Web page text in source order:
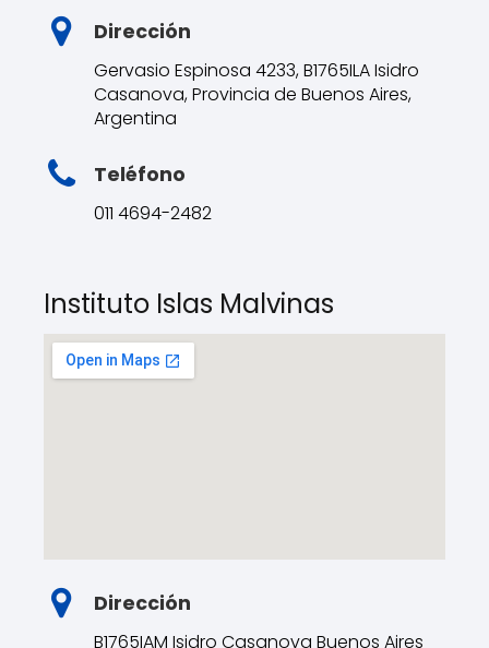
Dirección
Gervasio Espinosa 4233, B1765ILA Isidro
Casanova, Provincia de Buenos Aires,
Argentina
Teléfono
011 4694-2482
Instituto Islas Malvinas
Dirección
B1765IAM Isidro Casanova Buenos Aires